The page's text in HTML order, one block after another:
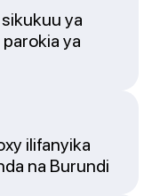
ya
ya
ilifanyika
na Burundi